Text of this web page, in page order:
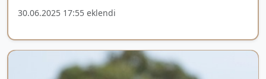
30.06.2025 17:55 eklendi